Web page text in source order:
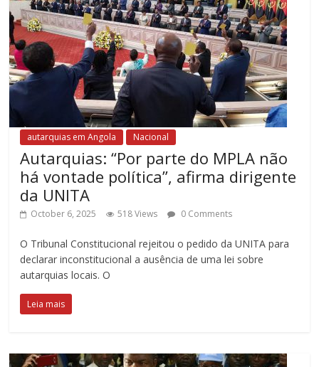
autarquias em Angola Nacional
Autarquias: “Por parte do MPLA não
há vontade política”, afirma dirigente
da UNITA
October 6, 2025 518 Views 0 Comments
O Tribunal Constitucional rejeitou o pedido da UNITA para
declarar inconstitucional a ausência de uma lei sobre
autarquias locais. O
Leia mais